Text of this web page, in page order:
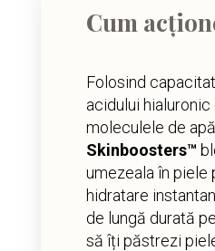
Cum
Folosind
acidului hialuronic
moleculele de
Skinboosters™
umezeala în piele
hidratare
de lungă durată
să îți păstrezi